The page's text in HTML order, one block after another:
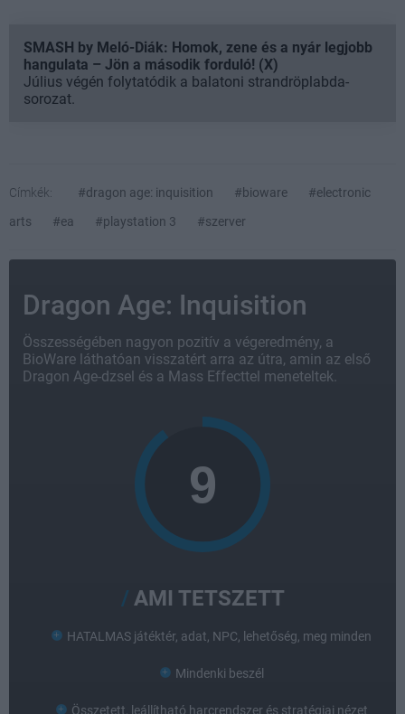
SMASH by Meló-Diák: Homok, zene és a nyár legjobb
hangulata – Jön a második forduló! (X)
Július végén folytatódik a balatoni strandröplabda-
sorozat.
Címkék: #dragon age: inquisition #bioware
#electronic
arts
#ea #playstation 3 #szerver
Dragon Age: Inquisition
Összességében nagyon pozitív a végeredmény, a
BioWare láthatóan visszatért arra az útra, amin az első
Dragon Age-dzsel és a Mass Effecttel meneteltek.
AMI TETSZETT
HATALMAS játéktér, adat, NPC, lehetőség, meg minden
Mindenki beszél
Összetett, leállítható harcrendszer és stratégiai nézet